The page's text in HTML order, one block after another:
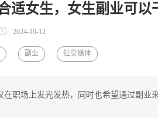
适女生，女生副业可以
2024-10-12
副业 社交媒体
在职场上发光发热，同时也希望通过副业